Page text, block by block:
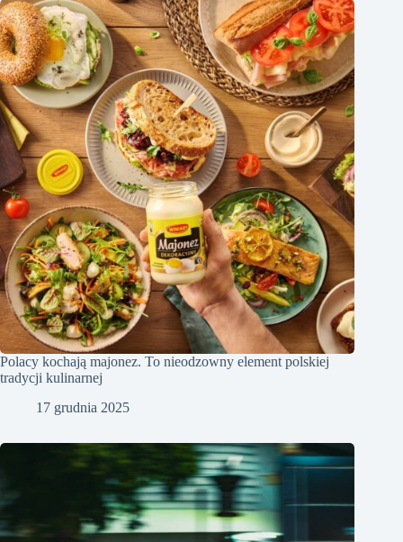
Polacy kochają majonez. To nieodzowny element polskiej
tradycji kulinarnej
17 grudnia 2025